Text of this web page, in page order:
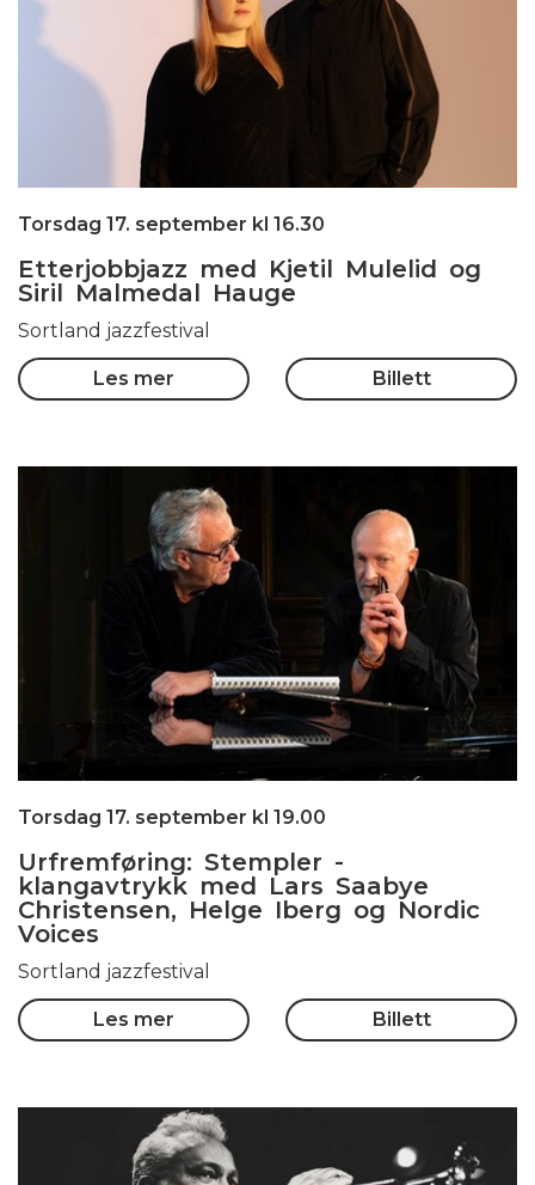
Torsdag 17. september kl 16.30
Etterjobbjazz med Kjetil Mulelid og
Siril Malmedal Hauge
Sortland jazzfestival
Les mer Billett
Torsdag 17. september kl 19.00
Urfremføring: Stempler -
klangavtrykk med Lars Saabye
Christensen, Helge Iberg og Nordic
Voices
Sortland jazzfestival
Les mer Billett